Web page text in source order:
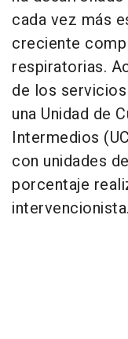
cada vez más
creciente
respiratorias.
de los
una Unidad de
Intermedios
con unidades
porcentaje
intervencionista.